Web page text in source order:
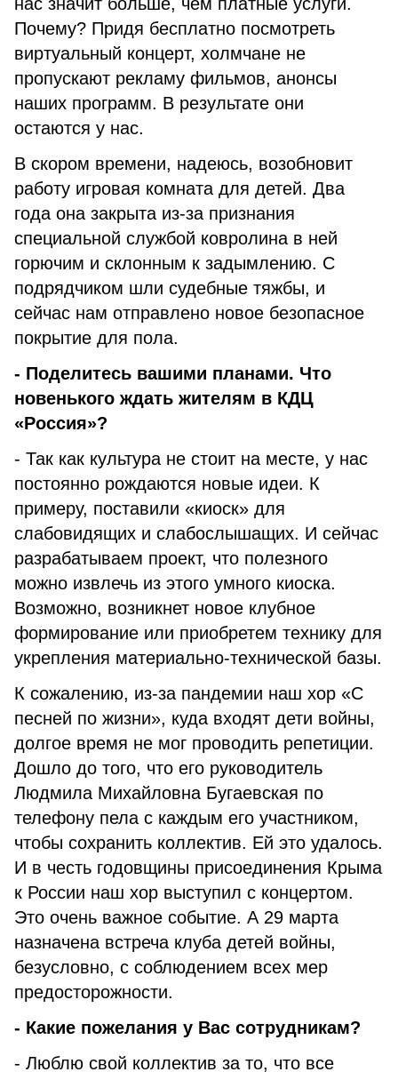
Почему? Придя бесплатно посмотреть
виртуальный концерт, холмчане не
пропускают рекламу фильмов, анонсы
наших программ. В результате они
остаются у нас.
В скором времени, надеюсь, возобновит
работу игровая комната для детей. Два
года она закрыта из-за признания
специальной службой ковролина в ней
горючим и склонным к задымлению. С
подрядчиком шли судебные тяжбы, и
сейчас нам отправлено новое безопасное
покрытие для пола.
- Поделитесь вашими планами. Что
новенького ждать жителям в КДЦ
«Россия»?
- Так как культура не стоит на месте, у нас
постоянно рождаются новые идеи. К
примеру, поставили «киоск» для
слабовидящих и слабослышащих. И сейчас
разрабатываем проект, что полезного
можно извлечь из этого умного киоска.
Возможно, возникнет новое клубное
формирование или приобретем технику для
укрепления материально-технической базы.
К сожалению, из-за пандемии наш хор «С
песней по жизни», куда входят дети войны,
долгое время не мог проводить репетиции.
Дошло до того, что его руководитель
Людмила Михайловна Бугаевская по
телефону пела с каждым его участником,
чтобы сохранить коллектив. Ей это удалось.
И в честь годовщины присоединения Крыма
к России наш хор выступил с концертом.
Это очень важное событие. А 29 марта
назначена встреча клуба детей войны,
безусловно, с соблюдением всех мер
предосторожности.
- Какие пожелания у Вас сотрудникам?
- Люблю свой коллектив за то, что все